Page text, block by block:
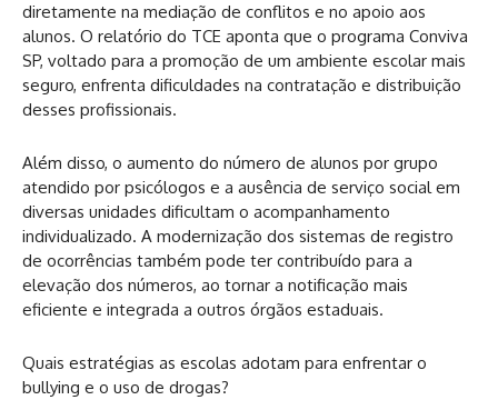
diretamente na mediação de conflitos e no apoio aos
alunos. O relatório do TCE aponta que o programa Conviva
SP, voltado para a promoção de um ambiente escolar mais
seguro, enfrenta dificuldades na contratação e distribuição
desses profissionais.
Além disso, o aumento do número de alunos por grupo
atendido por psicólogos e a ausência de serviço social em
diversas unidades dificultam o acompanhamento
individualizado. A modernização dos sistemas de registro
de ocorrências também pode ter contribuído para a
elevação dos números, ao tornar a notificação mais
eficiente e integrada a outros órgãos estaduais.
Quais estratégias as escolas adotam para enfrentar o
bullying e o uso de drogas?